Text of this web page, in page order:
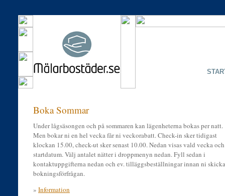
Boka Sommar
Under lågsäsongen och på sommaren kan lägenheterna bokas per natt.
Men bokar ni en hel vecka får ni veckorabatt. Check-in sker tidigast
klockan 15.00, check-ut sker senast 10.00. Nedan visas vald vecka och
startdatum. Välj antalet nätter i droppmenyn nedan. Fyll sedan i
kontaktuppgifterna nedan och ev. tilläggsbeställningar innan ni
bokningsförfrågan.
» Information